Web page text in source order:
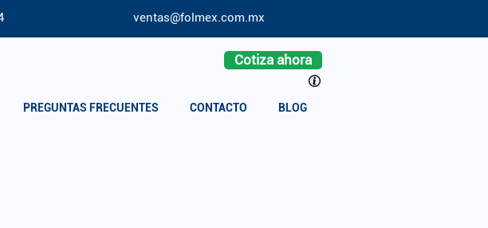
ventas@folmex.com.mx
Cotiza ahora
PREGUNTAS FRECUENTES CONTACTO BLOG